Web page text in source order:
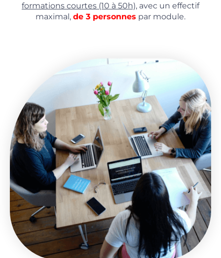
formations courtes (10 à 50h), avec un effectif
maximal, de 3 personnes par module.